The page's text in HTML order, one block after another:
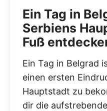
Ein Tag in
Serbiens
Fuß
Ein Tag in Belgrad
einen ersten
Hauptstadt zu
dir die